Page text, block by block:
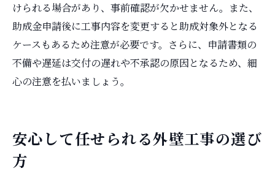
けられる場合があり、事前確認が欠かせません。また、
助成金申請後に工事内容を変更すると助成対象外となる
ケースもあるため注意が必要です。さらに、申請書類の
不備や遅延は交付の遅れや不承認の原因となるため、細
心の注意を払いましょう。
安心して任せられる外壁工事の選び
方